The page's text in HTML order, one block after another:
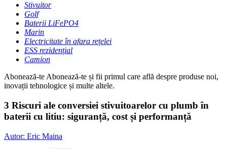
Stivuitor
Golf
Baterii LiFePO4
Marin
Electricitate în afara rețelei
ESS rezidențial
Camion
Abonează-te Abonează-te și fii primul care află despre produse noi,
inovații tehnologice și multe altele.
3 Riscuri ale conversiei stivuitoarelor cu plumb în
baterii cu litiu: siguranță, cost și performanță
Autor: Eric Maina